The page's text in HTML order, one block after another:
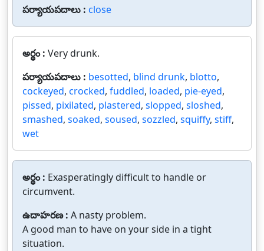
పర్యాయపదాలు : close
అర్థం : Very drunk.
పర్యాయపదాలు : besotted, blind drunk, blotto,
cockeyed, crocked, fuddled, loaded, pie-eyed,
pissed, pixilated, plastered, slopped, sloshed,
smashed, soaked, soused, sozzled, squiffy, stiff,
wet
అర్థం : Exasperatingly difficult to handle or
circumvent.
ఉదాహరణ : A nasty problem.
A good man to have on your side in a tight
situation.